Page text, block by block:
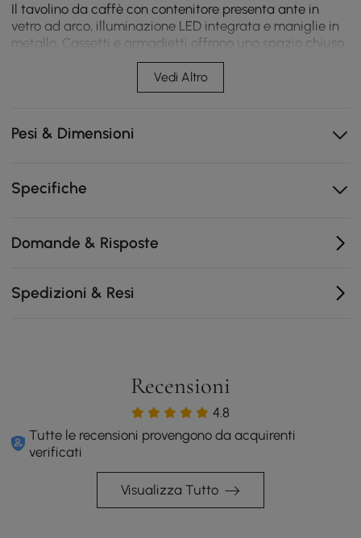
Il tavolino da caffè con contenitore presenta ante in
vetro ad arco, illuminazione LED integrata e maniglie in
metallo. Cassetti e armadietti offrono uno spazio chiuso
per l'organizzazione del soggiorno.
Quattro cassetti e quattro armadietti organizzano gli
Le porte in vetro ad arco ti consentono di visualizzare
all'interno degli armadi.
l'apertura di cassetti e ante.
Vedi Altro
Pesi & Dimensioni
Specifiche
Domande & Risposte
Spedizioni & Resi
Recensioni
4.8
Tutte le recensioni provengono da acquirenti
verificati
Visualizza Tutto